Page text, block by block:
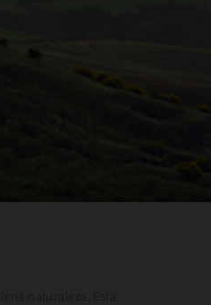
naturaleza. Esta